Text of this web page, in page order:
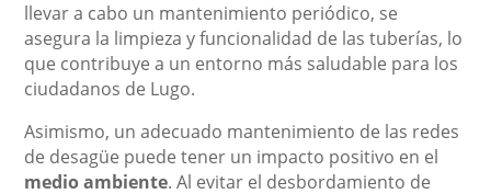
llevar a cabo un mantenimiento periódico, se
asegura la limpieza y funcionalidad de las tuberías, lo
que contribuye a un entorno más saludable para los
ciudadanos de Lugo.
Asimismo, un adecuado mantenimiento de las redes
de desagüe puede tener un impacto positivo en el
medio ambiente. Al evitar el desbordamiento de